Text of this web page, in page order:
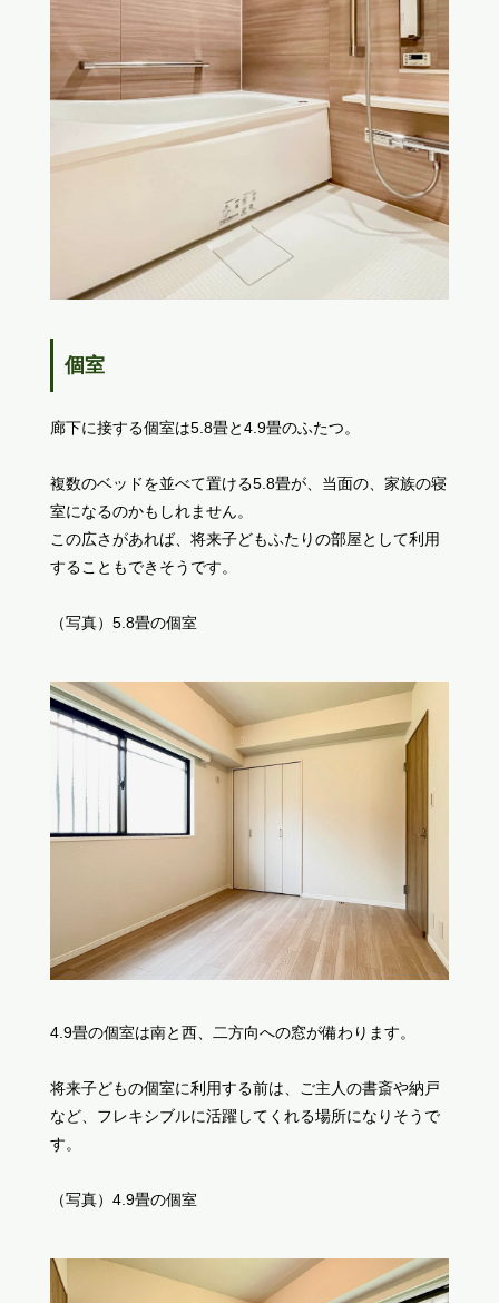
個室
廊下に接する個室は5.8畳と4.9畳のふたつ。
複数のベッドを並べて置ける5.8畳が、当面の、家族の寝
室になるのかもしれません。
この広さがあれば、将来子どもふたりの部屋として利用
することもできそうです。
（写真）5.8畳の個室
4.9畳の個室は南と西、二方向への窓が備わります。
将来子どもの個室に利用する前は、ご主人の書斎や納戸
など、フレキシブルに活躍してくれる場所になりそうで
す。
（写真）4.9畳の個室